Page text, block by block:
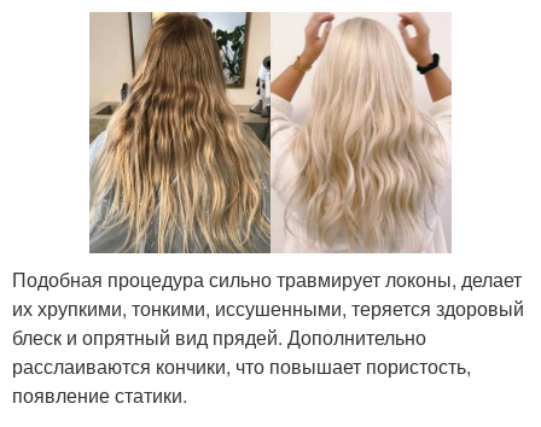
Подобная процедура сильно травмирует локоны, делает
их хрупкими, тонкими, иссушенными, теряется здоровый
блеск и опрятный вид прядей. Дополнительно
расслаиваются кончики, что повышает пористость,
появление статики.